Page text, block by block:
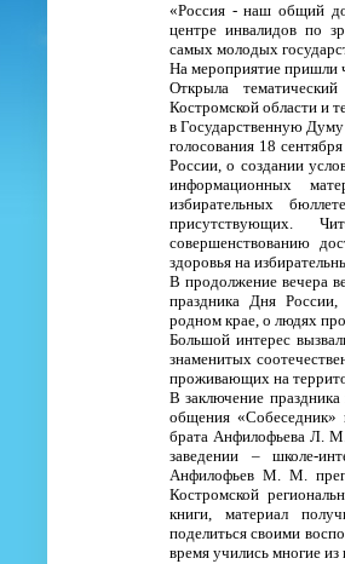
«Россия - наш общий
центре инвалидов по
самых молодых
На мероприятие пришли
Открыла
Костромской области и
в Государственную
голосования 18
России, о создании
информационных
избирательных
присутствующих.
совершенствованию
здоровья на
В продолжение вечера
праздника Дня
родном крае, о людях
Большой интерес
знаменитых
проживающих на
В заключение
общения
брата Анфилофьева Л.
заведении – школе-
Анфилофьев М. М.
Костромской
книги, материал
поделиться своими
время учились многие